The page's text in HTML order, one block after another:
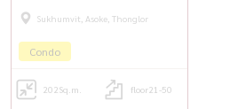
Esta Home 私人公园（联排别墅）- Rama 3
面积360平方米。
▪︎4 间卧室
Sukhumvit, Asoke, Thonglor
Condo
202Sq.m. floor21-50